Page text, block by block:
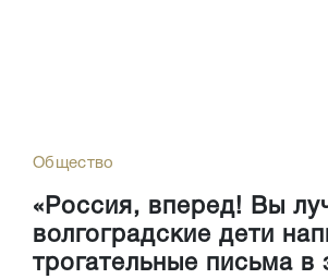
Общество
«Россия, вперед! Вы
волгоградские дети
трогательные письма